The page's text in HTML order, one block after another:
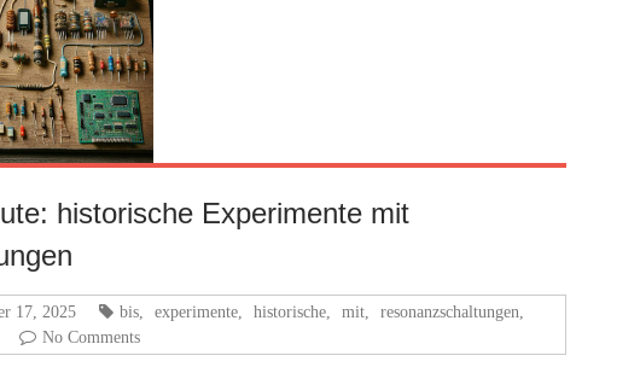
historische Experimente mit
17, 2025 bis experimente historische mit resonanzschaltungen
No Comments